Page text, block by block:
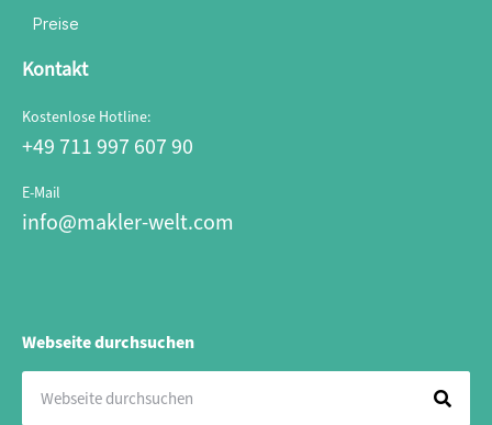
Preise
Kontakt
Kostenlose Hotline:
+49 711 997 607 90
E-Mail
info@makler-welt.com
Webseite durchsuchen